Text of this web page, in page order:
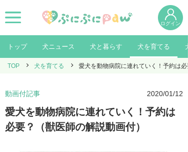
ログイン
トップ 犬ニュース 犬と暮らす 犬を育てる
TOP 犬を育てる 愛犬を動物病院に連れていく！予約は
動画付記事 2020/01/12
愛犬を動物病院に連れていく！予約は
必要？（獣医師の解説動画付）